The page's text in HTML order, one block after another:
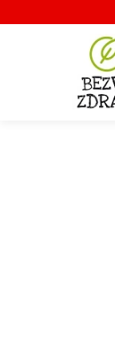
na